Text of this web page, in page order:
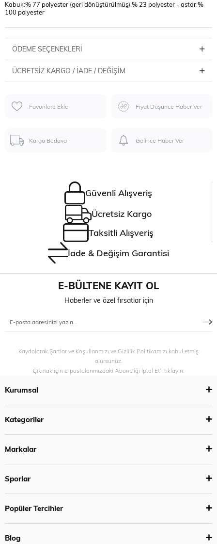
Kabuk:% 77 polyester (geri dönüştürülmüş),% 23 polyester - astar:%
100 polyester
ÖDEME SEÇENEKLERI
ÜCRETSIZ KARGO / İADE / DEĞIŞIM
Favorilere Ekle Fiyat Düşünce Haber Ver
Kargo Bedava Gelince Haber Ver
Güvenli Alışveriş
Ücretsiz Kargo
Taksitli Alışveriş
İade & Değişim Garantisi
E-BÜLTENE KAYIT OL
Haberler ve özel fırsatlar için
Kaydolarak Şartlar ve Koşullarımızı ve Gizlilik Politikamızı kabul etmiş
olursunuz.
Çıkmak için e-postalarımızdaki Aboneliği İptal Et’i tıklayın.
Kurumsal
Kategoriler
Markalar
Sporlar
Popüler Tercihler
Blog